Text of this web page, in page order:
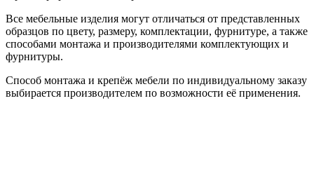
Все мебельные изделия могут отличаться от представленных
образцов по цвету, размеру, комплектации, фурнитуре, а также
способами монтажа и производителями комплектующих и
фурнитуры.
Способ монтажа и крепёж мебели по индивидуальному заказу
выбирается производителем по возможности её применения.